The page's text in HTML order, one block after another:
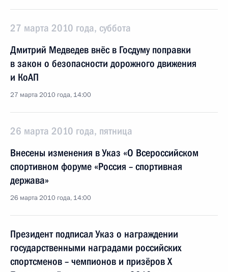
27 марта 2010 года, суббота
Дмитрий Медведев внёс в Госдуму поправки
в закон о безопасности дорожного движения
и КоАП
27 марта 2010 года, 14:00
26 марта 2010 года, пятница
Внесены изменения в Указ «О Всероссийском
спортивном форуме «Россия – спортивная
держава»
26 марта 2010 года, 14:00
Президент подписал Указ о награждении
государственными наградами российских
спортсменов – чемпионов и призёров X